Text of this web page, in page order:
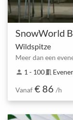
SnowWorld
Wildspitze
person 1 - 100meeting_room
Vanaf € 86 /h